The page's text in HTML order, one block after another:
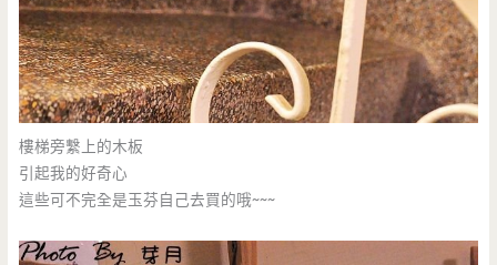
樓梯旁繫上的木板
引起我的好奇心
這些可不完全是玉芬自己去買的哦~~~